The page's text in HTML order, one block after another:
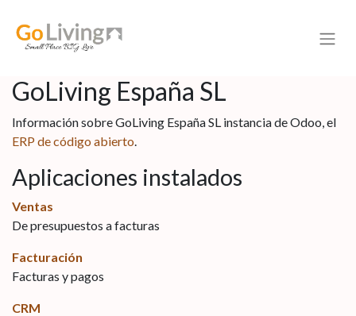
GoLiving España SL
Información sobre GoLiving España SL instancia de Odoo, el
ERP de código abierto.
Aplicaciones instalados
Ventas
De presupuestos a facturas
Facturación
Facturas y pagos
CRM